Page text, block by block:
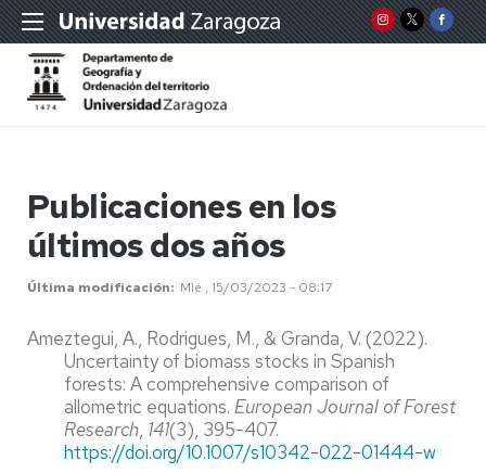
Publicaciones en los
últimos dos años
Última modificación Mié , 15/03/2023 - 08:17
Ameztegui, A., Rodrigues, M., & Granda, V. (2022).
Uncertainty of biomass stocks in Spanish
forests: A comprehensive comparison of
allometric equations. European Journal of Forest
Research, 141(3), 395-407.
https://doi.org/10.1007/s10342-022-01444-w